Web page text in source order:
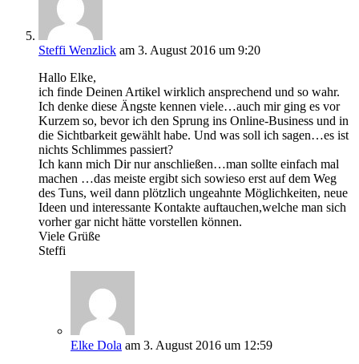
Steffi Wenzlick am 3. August 2016 um 9:20
Hallo Elke,
ich finde Deinen Artikel wirklich ansprechend und so wahr.
Ich denke diese Ängste kennen viele…auch mir ging es vor
Kurzem so, bevor ich den Sprung ins Online-Business und in
die Sichtbarkeit gewählt habe. Und was soll ich sagen…es ist
nichts Schlimmes passiert?
Ich kann mich Dir nur anschließen…man sollte einfach mal
machen …das meiste ergibt sich sowieso erst auf dem Weg
des Tuns, weil dann plötzlich ungeahnte Möglichkeiten, neue
Ideen und interessante Kontakte auftauchen,welche man sich
vorher gar nicht hätte vorstellen können.
Viele Grüße
Steffi
Elke Dola am 3. August 2016 um 12:59